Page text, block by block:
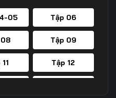
05 Tập 06
Tập 09
Tập 12